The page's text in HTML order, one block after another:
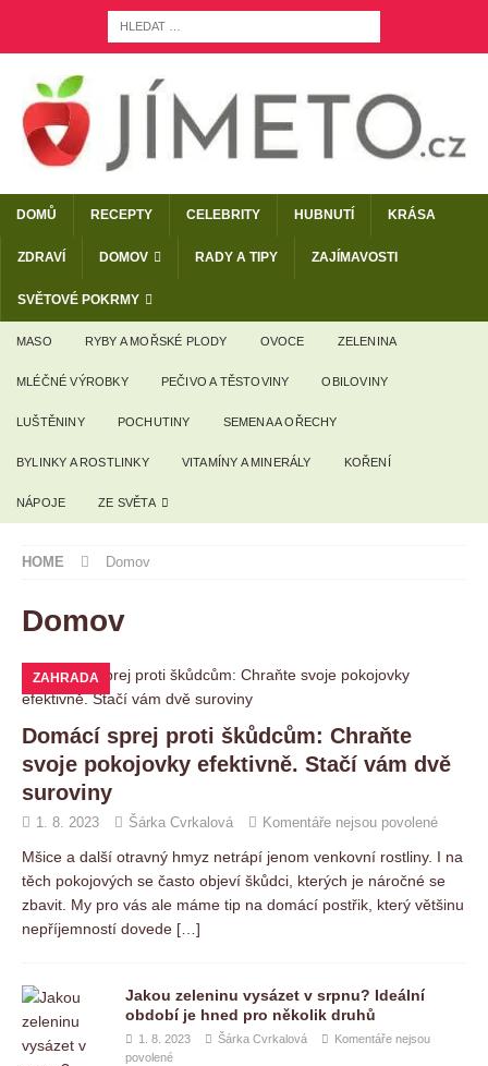
DOMŮ RECEPTY CELEBRITY HUBNUTÍ KRÁSA
ZDRAVÍ DOMOV RADY A TIPY ZAJÍMAVOSTI
SVĚTOVÉ POKRMY
MASO RYBY A MOŘSKÉ PLODY OVOCE ZELENINA
MLÉČNÉ VÝROBKY PEČIVO A TĚSTOVINY OBILOVINY
LUŠTĚNINY POCHUTINY SEMENA A OŘECHY
BYLINKY A ROSTLINKY VITAMÍNY A MINERÁLY KOŘENÍ
NÁPOJE ZE SVĚTA
HOME Domov
Domov
ZAHRADA
Domácí sprej proti škůdcům: Chraňte
svoje pokojovky efektivně. Stačí vám dvě
suroviny
1. 8. 2023 Šárka Cvrkalová Komentáře nejsou povolené
Mšice a další otravný hmyz netrápí jenom venkovní rostliny. I na
těch pokojových se často objeví škůdci, kterých je náročné se
zbavit. My pro vás ale máme tip na domácí postřik, který většinu
nepříjemností dovede […]
Jakou zeleninu vysázet v srpnu? Ideální
období je hned pro několik druhů
1. 8. 2023 Šárka Cvrkalová
Komentáře nejsou
povolené